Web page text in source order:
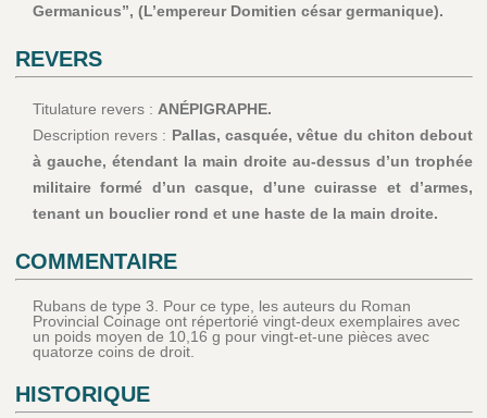
Germanicus”, (L’empereur Domitien césar germanique).
REVERS
Titulature revers : ANÉPIGRAPHE.
Description revers : Pallas, casquée, vêtue du chiton debout
à gauche, étendant la main droite au-dessus d’un trophée
militaire formé d’un casque, d’une cuirasse et d’armes,
tenant un bouclier rond et une haste de la main droite.
COMMENTAIRE
Rubans de type 3. Pour ce type, les auteurs du Roman
Provincial Coinage ont répertorié vingt-deux exemplaires avec
un poids moyen de 10,16 g pour vingt-et-une pièces avec
quatorze coins de droit.
HISTORIQUE